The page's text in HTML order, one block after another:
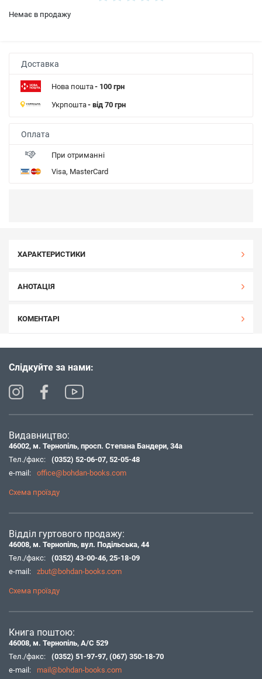
Немає в продажу
Доставка
Нова пошта- 100 грн
Укрпошта- від 70 грн
Оплата
При отриманні
Visa, MasterCard
ХАРАКТЕРИСТИКИ
АНОТАЦІЯ
КОМЕНТАРІ
Слідкуйте за нами:
Видавництво:
46002, м. Тернопіль, просп. Степана Бандери, 34а
Тел./факс:
(0352) 52-06-07, 52-05-48
e-mail:
office@bohdan-books.com
Схема проїзду
Відділ гуртового продажу:
46008, м. Тернопіль, вул. Подільська, 44
Тел./факс:
(0352) 43-00-46, 25-18-09
e-mail:
zbut@bohdan-books.com
Схема проїзду
Книга поштою:
46008, м. Тернопіль, А/С 529
Тел./факс:
(0352) 51-97-97, (067) 350-18-70
e-mail:
mail@bohdan-books.com